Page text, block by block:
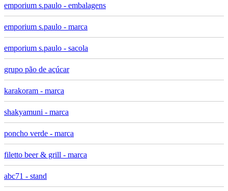
emporium s.paulo - embalagens
emporium s.paulo - marca
emporium s.paulo - sacola
grupo pão de açúcar
karakoram - marca
shakyamuni - marca
poncho verde - marca
filetto beer & grill - marca
abc71 - stand